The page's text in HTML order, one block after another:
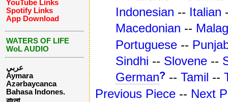
YouTube Links
Spotify Links
App Download
WATERS OF LIFE
WoL AUDIO
عربي
Aymara
Azərbaycanca
Bahasa Indones.
Indonesian -- Italian
Macedonian --
Portuguese --
Sindhi -- Slovene --
German? -- Tamil --
Previous Piece -- Next